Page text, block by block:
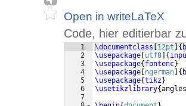
Open in writeLaTeX
Code, hier editierbar
1
2
3
4
5
6
7
\documentclass 12pt {
\usepackage utf8 {
\usepackage{ fontenc}
\usepackage ngerman {
\usepackage{tikz}
\usetikzlibrary{